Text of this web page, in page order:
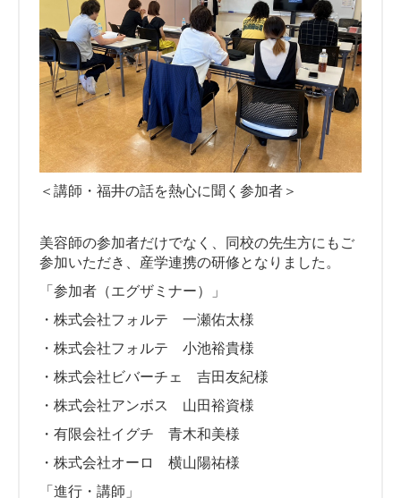
＜講師・福井の話を熱心に聞く参加者＞
美容師の参加者だけでなく、同校の先生方にもご
参加いただき、産学連携の研修となりました。
「参加者（エグザミナー）」
・株式会社フォルテ 一瀬佑太様
・株式会社フォルテ 小池裕貴様
・株式会社ビバーチェ 吉田友紀様
・株式会社アンボス 山田裕資様
・有限会社イグチ 青木和美様
・株式会社オーロ 横山陽祐様
「進行・講師」